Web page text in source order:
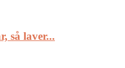
så laver...